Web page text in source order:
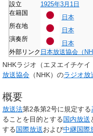
設立
1925年3月1日
在籍国
日本
所在地
日本
演奏所
日本
外部リンク 日本放送協会（
NHKラジオ （エヌエイチケイ
放送協会 （NHK）のラジオ放
概要
放送法第2条第2号に規定する
ることを目的とする国内放送
する国際放送および中継国際